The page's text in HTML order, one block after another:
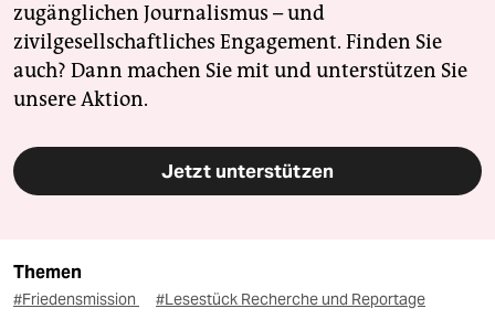
zugänglichen Journalismus – und
zivilgesellschaftliches Engagement. Finden Sie
auch? Dann machen Sie mit und unterstützen Sie
unsere Aktion.
Jetzt unterstützen
Themen
#Friedensmission
#Lesestück Recherche und Reportage